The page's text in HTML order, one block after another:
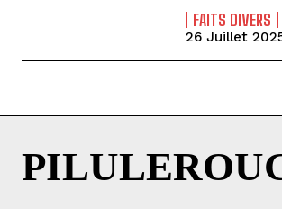
FAITS DIVERS
26 Juillet